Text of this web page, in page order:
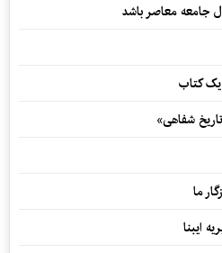
جامعه معاصر باشد
یک کتاب
شفاهی»
ما
ایبنا